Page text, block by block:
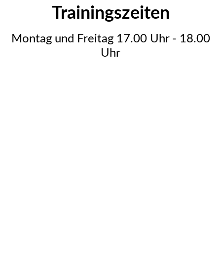
Trainingszeiten
Montag und Freitag 17.00 Uhr - 18.00
Uhr